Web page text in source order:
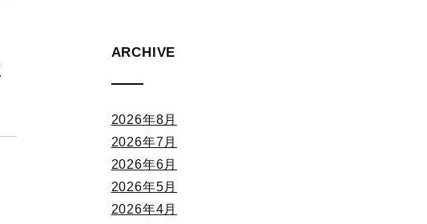
ARCHIVE
2026年8月
2026年7月
2026年6月
2026年5月
2026年4月